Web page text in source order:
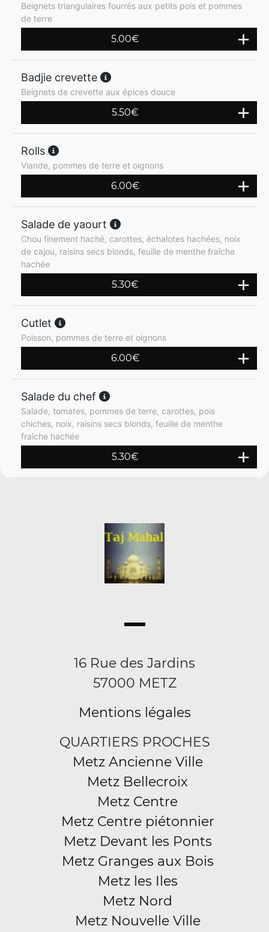
Beignets triangulaires fourrés aux petits pois et pommes
de terre
5.00€
Badjie crevette
Beignets de crevette aux épices douce
5.50€
Rolls
Viande, pommes de terre et oignons
6.00€
Salade de yaourt
Chou finement haché, carottes, échalotes hachées, noix
de cajou, raisins secs blonds, feuille de menthe fraîche
hachée
5.30€
Cutlet
Poisson, pommes de terre et oignons
6.00€
Salade du chef
Salade, tomates, pommes de terre, carottes, pois
chiches, noix, raisins secs blonds, feuille de menthe
fraîche hachée
5.30€
16 Rue des Jardins
57000 METZ
Mentions légales
QUARTIERS PROCHES
Metz Ancienne Ville
Metz Bellecroix
Metz Centre
Metz Centre piétonnier
Metz Devant les Ponts
Metz Granges aux Bois
Metz les Iles
Metz Nord
Metz Nouvelle Ville